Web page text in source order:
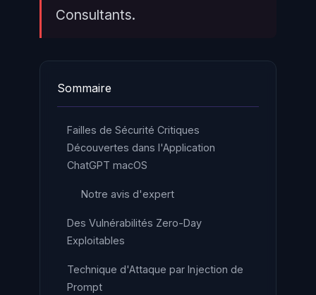
Consultants.
Sommaire
Failles de Sécurité Critiques
Découvertes dans l'Application
ChatGPT macOS
Notre avis d'expert
Des Vulnérabilités Zero-Day
Exploitables
Technique d'Attaque par Injection de
Prompt